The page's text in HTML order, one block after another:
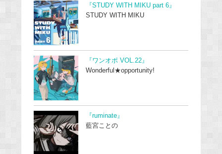
『STUDY WITH MIKU part 6』
STUDY WITH MIKU
『ワンオポ VOL.22』
Wonderful★opportunity!
『ruminate』
藍宮ことの